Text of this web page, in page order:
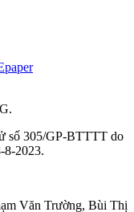
số 305/GP-BTTTT do
8-2023.
Văn Trường, Bùi Thị